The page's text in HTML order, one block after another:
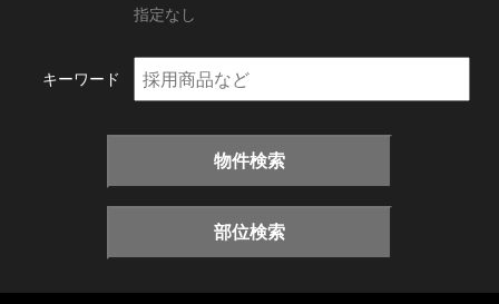
指定なし
キーワード
物件検索
部位検索